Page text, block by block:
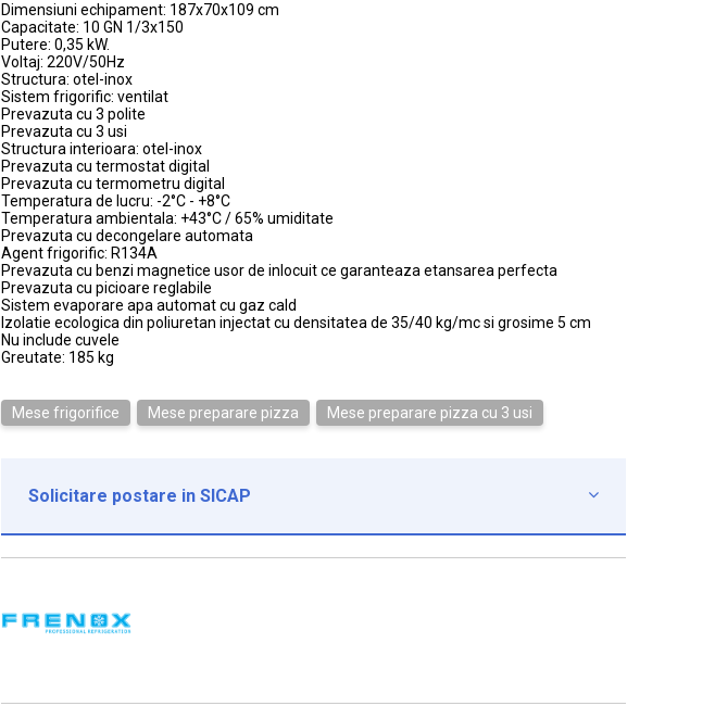
Dimensiuni echipament: 187x70x109 cm
Capacitate: 10 GN 1/3x150
Putere: 0,35 kW.
Voltaj: 220V/50Hz
Structura: otel-inox
Sistem frigorific: ventilat
Prevazuta cu 3 polite
Prevazuta cu 3 usi
Structura interioara: otel-inox
Prevazuta cu termostat digital
Prevazuta cu termometru digital
Temperatura de lucru: -2°C - +8°C
Temperatura ambientala: +43°C / 65% umiditate
Prevazuta cu decongelare automata
Agent frigorific: R134A
Prevazuta cu benzi magnetice usor de inlocuit ce garanteaza etansarea perfecta
Prevazuta cu picioare reglabile
Sistem evaporare apa automat cu gaz cald
Izolatie ecologica din poliuretan injectat cu densitatea de 35/40 kg/mc si grosime 5 cm
Nu include cuvele
Greutate: 185 kg
Mese frigorifice Mese preparare pizza Mese preparare pizza cu 3 usi
Solicitare postare in SICAP 
Telefon*